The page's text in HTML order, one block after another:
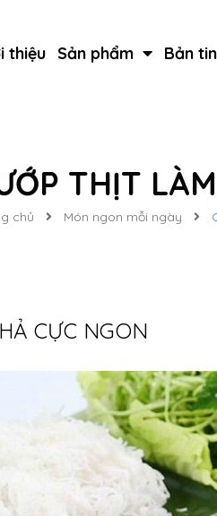
thiệu Sản phẩm Bản tin
THỊT
chủ Món ngon mỗi ngày
CỰC NGON